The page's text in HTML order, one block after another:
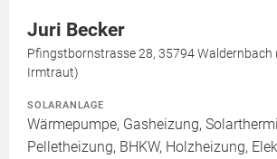
Juri Becker
Pfingstbornstrasse 28, 35794 Waldernbach
Irmtraut)
SOLARANLAGE
Wärmepumpe, Gasheizung,
Pelletheizung, BHKW, Holzheizung,